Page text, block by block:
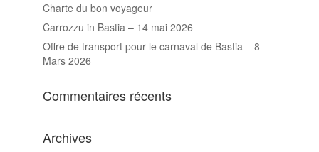
Charte du bon voyageur
Carrozzu in Bastia – 14 mai 2026
Offre de transport pour le carnaval de Bastia – 8
Mars 2026
Commentaires récents
Archives